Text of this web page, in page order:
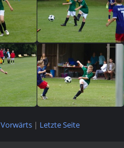
Vorwärts | Letzte Seite